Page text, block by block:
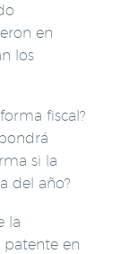
en
los
fiscal?
si la
del año?
la
patente en